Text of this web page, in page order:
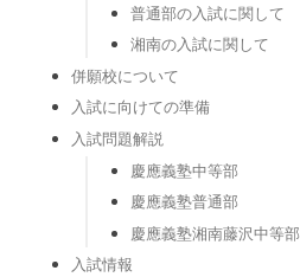
普通部の入試に関して
湘南の入試に関して
併願校について
入試に向けての準備
入試問題解説
慶應義塾中等部
慶應義塾普通部
慶應義塾湘南藤沢中等部
入試情報